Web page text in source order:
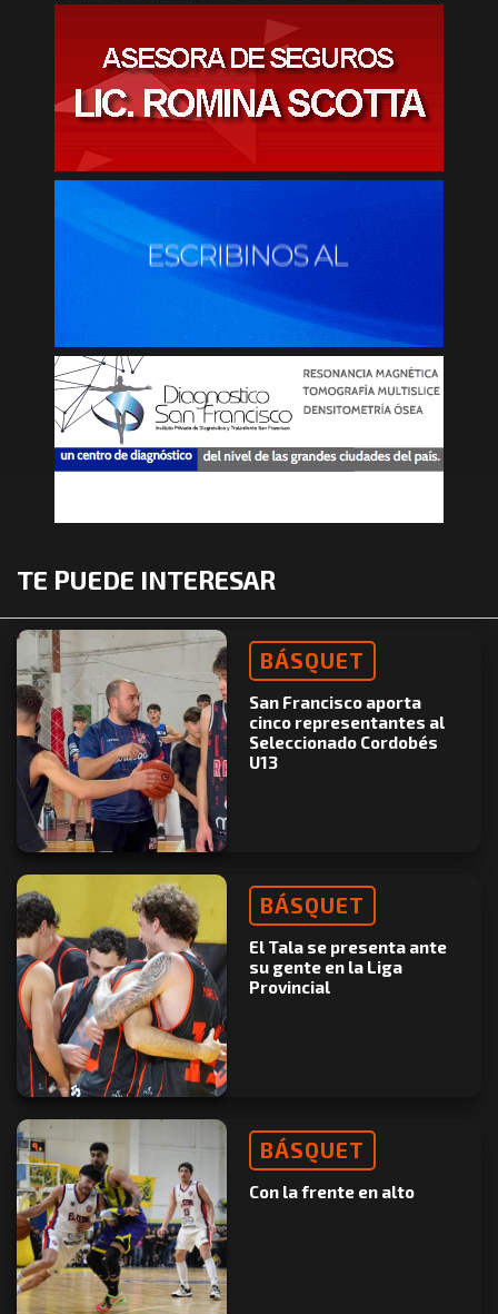
TE PUEDE INTERESAR
BÁSQUET
San Francisco aporta
cinco representantes al
Seleccionado Cordobés
U13
BÁSQUET
El Tala se presenta ante
su gente en la Liga
Provincial
BÁSQUET
Con la frente en alto